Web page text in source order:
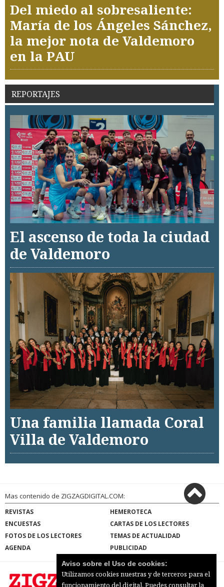
Del miedo al sobresaliente:
María de los Ángeles Sánchez,
la mejor nota de Valdemoro
en la PAU
REPORTAJES
El ascenso de toda la ciudad
de Valdemoro
Una familia llamada Coral
Villa de Valdemoro
Mas contenido de ZIGZAGDIGITAL.COM:
REVISTAS
HEMEROTECA
ENCUESTAS
CARTAS DE LOS LECTORES
FOTOS DE LOS LECTORES
TEMAS DE ACTUALIDAD
AGENDA
PUBLICIDAD
Aviso sobre el Uso de cookies:
Utilizamos cookies nuestras y de terceros para el
funcionamiento del digital. Puedes consultar la